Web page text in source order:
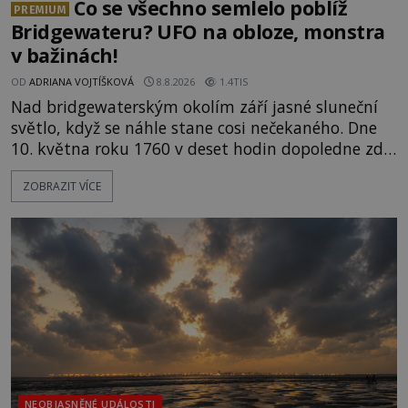
PREMIUM
Co se všechno semlelo poblíž
Bridgewateru? UFO na obloze, monstra
v bažinách!
OD ADRIANA VOJTÍŠKOVÁ 8.8.2026 1.4TIS
Nad bridgewaterským okolím září jasné sluneční
světlo, když se náhle stane cosi nečekaného. Dne
10. května roku 1760 v deset hodin dopoledne zde
dojde k vůbec prvnímu historicky doloženému
přeletu UFO. Podle záznamů vyzařuje takové
jen o nějaký optický klam, nebo se zde skutečně
právě vznáší mimozemská loď
ZOBRAZIT VÍCE
NEOBJASNĚNÉ UDÁLOSTI